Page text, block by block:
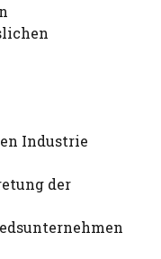
Industrie
der